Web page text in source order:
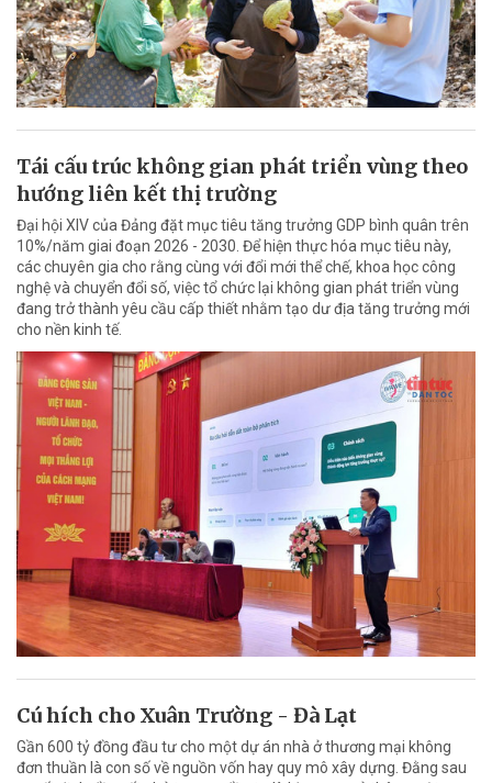
Tái cấu trúc không gian phát triển vùng theo
hướng liên kết thị trường
Đại hội XIV của Đảng đặt mục tiêu tăng trưởng GDP bình quân trên
10%/năm giai đoạn 2026 - 2030. Để hiện thực hóa mục tiêu này,
các chuyên gia cho rằng cùng với đổi mới thể chế, khoa học công
nghệ và chuyển đổi số, việc tổ chức lại không gian phát triển vùng
đang trở thành yêu cầu cấp thiết nhằm tạo dư địa tăng trưởng mới
cho nền kinh tế.
Cú hích cho Xuân Trường - Đà Lạt
Gần 600 tỷ đồng đầu tư cho một dự án nhà ở thương mại không
đơn thuần là con số về nguồn vốn hay quy mô xây dựng. Đằng sau